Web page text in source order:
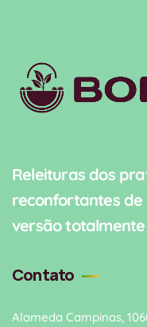
Releituras dos
reconfortantes de
versão
Contato
Alameda Campinas,